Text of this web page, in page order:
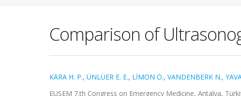
Comparison of
KARA H. P., ÜNLÜER E. E., LİMON Ö., VANDENBERK N.,
EUSEM 7.th Congress on Emergency Medicine, Antalya,